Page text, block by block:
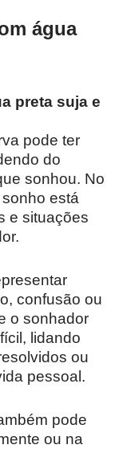
água
preta suja e
pode ter
do
sonhou. No
está
e situações
confusão ou
o sonhador
lidando
ou
pessoal.
pode
ou na